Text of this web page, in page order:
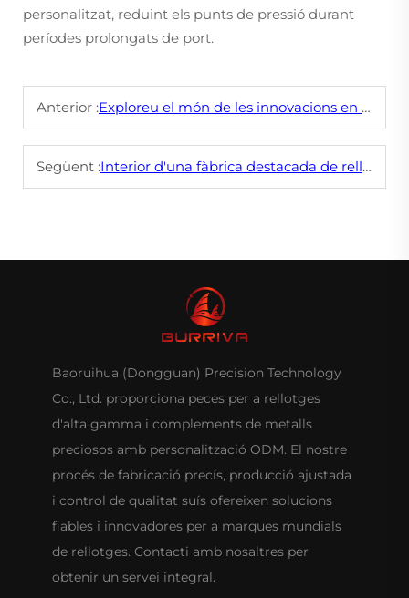
personalitzat, reduint els punts de pressió durant
períodes prolongats de port.
Anterior :Exploreu el món de les innovacions en rellotges ODM
Següent :Interior d'una fàbrica destacada de rellotges: guia del recorregut
Baoruihua (Dongguan) Precision Technology
Co., Ltd. proporciona peces per a rellotges
d'alta gamma i complements de metalls
preciosos amb personalització ODM. El nostre
procés de fabricació precís, producció ajustada
i control de qualitat suís ofereixen solucions
fiables i innovadores per a marques mundials
de rellotges. Contacti amb nosaltres per
obtenir un servei integral.